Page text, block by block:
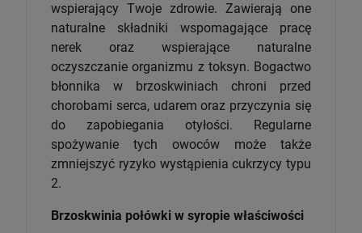
wspierający Twoje zdrowie. Zawierają one
naturalne składniki wspomagające pracę
nerek oraz wspierające naturalne
oczyszczanie organizmu z toksyn. Bogactwo
błonnika w brzoskwiniach chroni przed
chorobami serca, udarem oraz przyczynia się
do zapobiegania otyłości. Regularne
spożywanie tych owoców może także
zmniejszyć ryzyko wystąpienia cukrzycy typu
2.
Brzoskwinia połówki w syropie właściwości